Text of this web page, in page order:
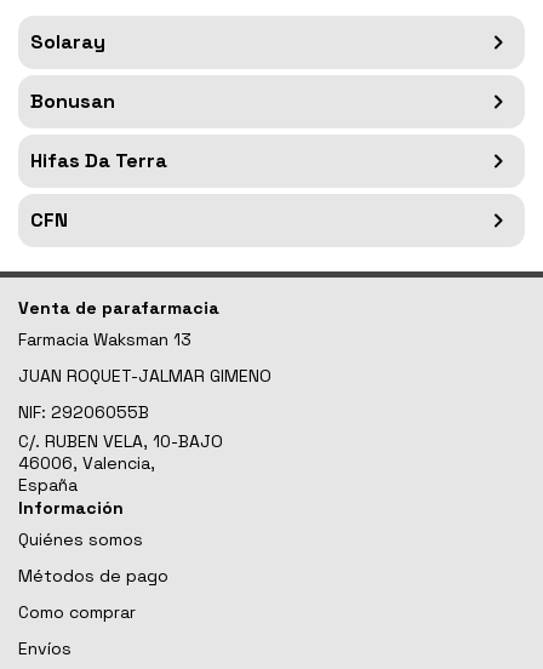
Solaray
Bonusan
Hifas Da Terra
CFN
Venta de parafarmacia
Farmacia Waksman 13
JUAN ROQUET-JALMAR GIMENO
NIF: 29206055B
C/. RUBEN VELA, 10-BAJO
46006, Valencia,
España
Información
Quiénes somos
Métodos de pago
Como comprar
Envíos